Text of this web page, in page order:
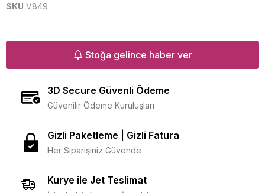
SKU V849
Stoğa gelince haber ver
3D Secure Güvenli Ödeme
Güvenilir Ödeme Kuruluşları
Gizli Paketleme | Gizli Fatura
Her Siparişiniz Güvende
Kurye ile Jet Teslimat